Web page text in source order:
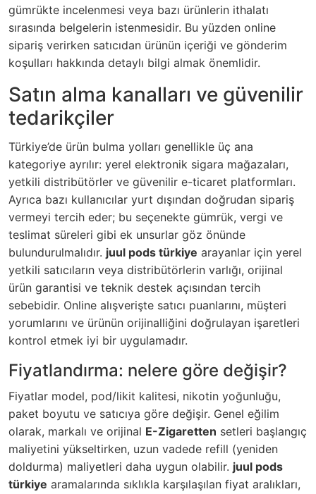
gümrükte incelenmesi veya bazı ürünlerin ithalatı
sırasında belgelerin istenmesidir. Bu yüzden online
sipariş verirken satıcıdan ürünün içeriği ve gönderim
koşulları hakkında detaylı bilgi almak önemlidir.
Satın alma kanalları ve güvenilir
tedarikçiler
Türkiye’de ürün bulma yolları genellikle üç ana
kategoriye ayrılır: yerel elektronik sigara mağazaları,
yetkili distribütörler ve güvenilir e-ticaret platformları.
Ayrıca bazı kullanıcılar yurt dışından doğrudan sipariş
vermeyi tercih eder; bu seçenekte gümrük, vergi ve
teslimat süreleri gibi ek unsurlar göz önünde
bulundurulmalıdır. juul pods türkiye arayanlar için yerel
yetkili satıcıların veya distribütörlerin varlığı, orijinal
ürün garantisi ve teknik destek açısından tercih
sebebidir. Online alışverişte satıcı puanlarını, müşteri
yorumlarını ve ürünün orijinalliğini doğrulayan işaretleri
kontrol etmek iyi bir uygulamadır.
Fiyatlandırma: nelere göre değişir?
Fiyatlar model, pod/likit kalitesi, nikotin yoğunluğu,
paket boyutu ve satıcıya göre değişir. Genel eğilim
olarak, markalı ve orijinal E-Zigaretten setleri başlangıç
maliyetini yükseltirken, uzun vadede refill (yeniden
doldurma) maliyetleri daha uygun olabilir. juul pods
türkiye aramalarında sıklıkla karşılaşılan fiyat aralıkları,